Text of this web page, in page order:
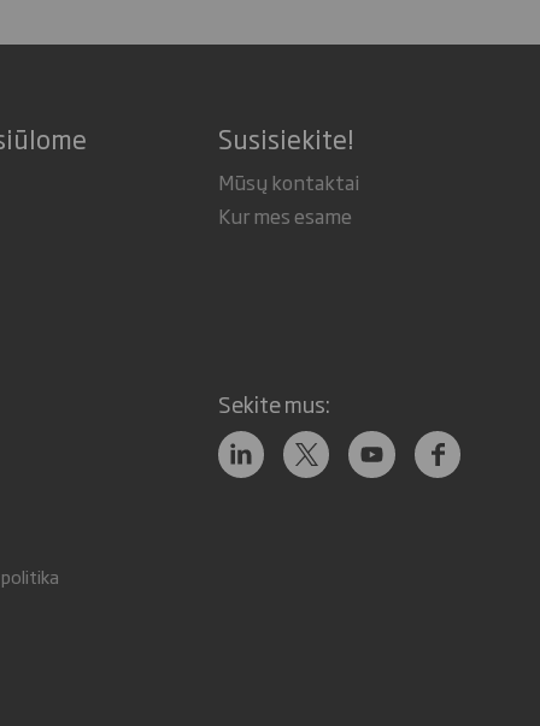
Susisiekite!
Mūsų kontaktai
Kur mes esame
Sekite mus: